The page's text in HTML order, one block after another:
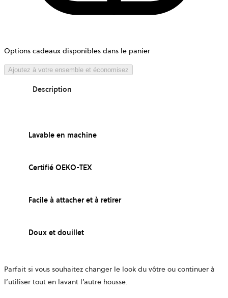
Options cadeaux disponibles dans le panier
Ajoutez à votre ensemble et économisez
Description
Lavable en machine
Certifié OEKO-TEX
Facile à attacher et à retirer
Doux et douillet
Parfait si vous souhaitez changer le look du vôtre ou continuer à
l’utiliser tout en lavant l’autre housse.